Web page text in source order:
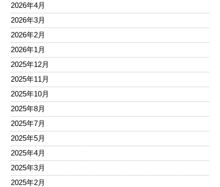
2026年4月
2026年3月
2026年2月
2026年1月
2025年12月
2025年11月
2025年10月
2025年8月
2025年7月
2025年5月
2025年4月
2025年3月
2025年2月